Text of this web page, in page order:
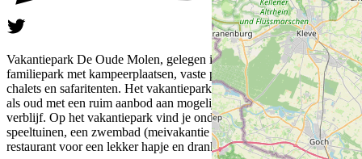
Vakantiepark De Oude Molen, gelegen in Groesbeek, is een
familiepark met kampeerplaatsen, vaste plaatsen, mobile homes en
chalets en safaritenten. Het vakantiepark is geschikt voor zowel jong
als oud met een ruim aanbod aan mogelijkheden voor een bijzonder
verblijf. Op het vakantiepark vind je onder andere verschillende
speeltuinen, een zwembad (meivakantie tot september) en een
restaurant voor een lekker hapje en drankje.